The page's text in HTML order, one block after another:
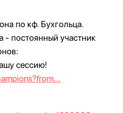
по кф. Бухгольца.
- постоянный участник
сессию!